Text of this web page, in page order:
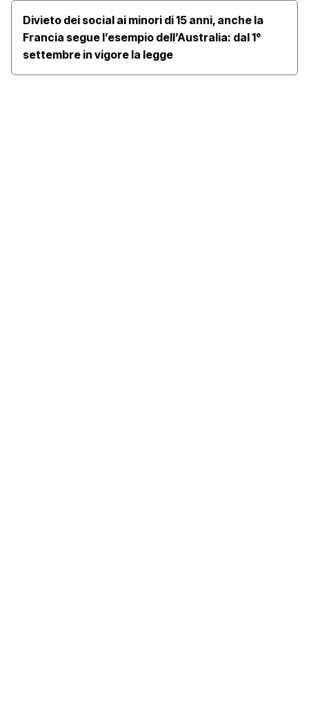
Divieto dei social ai minori di 15 anni, anche la
Francia segue l’esempio dell’Australia: dal 1°
settembre in vigore la legge